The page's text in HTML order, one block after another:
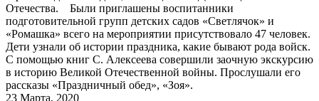
Отечества. Были приглашены воспитанники
подготовительной групп детских садов «Светлячок» и
«Ромашка» всего на мероприятии присутствовало 47 человек.
Дети узнали об истории праздника, какие бывают рода войск.
С помощью книг С. Алексеева совершили заочную экскурсию
в историю Великой Отечественной войны. Прослушали его
рассказы «Праздничный обед», «Зоя».
23 Марта, 2020